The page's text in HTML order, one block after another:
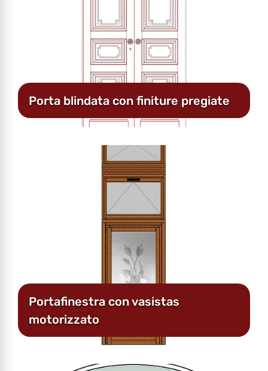
Porta blindata con finiture pregiate
Portafinestra con vasistas
motorizzato